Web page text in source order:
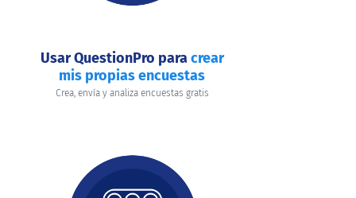
Usar QuestionPro paracrear
mis propias encuestas
Crea, envía y analiza encuestas gratis